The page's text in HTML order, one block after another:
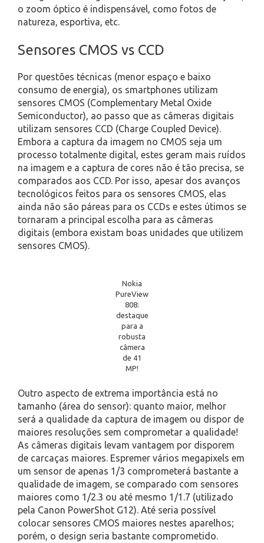
o zoom óptico é indispensável, como fotos de
natureza, esportiva, etc.
Sensores CMOS vs CCD
Por questões técnicas (menor espaço e baixo
consumo de energia), os smartphones utilizam
sensores CMOS (Complementary Metal Oxide
Semiconductor), ao passo que as câmeras digitais
utilizam sensores CCD (Charge Coupled Device).
Embora a captura da imagem no CMOS seja um
processo totalmente digital, estes geram mais ruídos
na imagem e a captura de cores não é tão precisa, se
comparados aos CCD. Por isso, apesar dos avanços
tecnológicos feitos para os sensores CMOS, elas
ainda não são páreas para os CCDs e estes útimos se
tornaram a principal escolha para as câmeras
digitais (embora existam boas unidades que utilizem
sensores CMOS).
Nokia
PureView
808:
destaque
para a
robusta
câmera
de 41
MP!
Outro aspecto de extrema importância está no
tamanho (área do sensor): quanto maior, melhor
será a qualidade da captura de imagem ou dispor de
maiores resoluções sem comprometar a qualidade!
As câmeras digitais levam vantagem por disporem
de carcaças maiores. Espremer vários megapixels em
um sensor de apenas 1/3 comprometerá bastante a
qualidade de imagem, se comparado com sensores
maiores como 1/2.3 ou até mesmo 1/1.7 (utilizado
pela Canon PowerShot G12). Até seria possível
colocar sensores CMOS maiores nestes aparelhos;
porém, o design seria bastante comprometido.